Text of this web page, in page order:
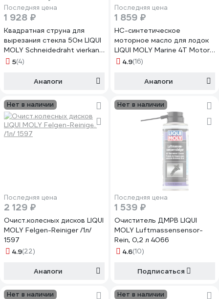
Последняя цена
1 928 ₽
Квадратная струна для
вырезания стекла 50м LIQUI
MOLY Schneidedraht vierkant
6218
5(4)
Аналоги
Последняя цена
1 859 ₽
НС-синтетическое
моторное масло для лодок
LIQUI MOLY Marine 4T Motor
Oil 10W-30 SL 1л 25022
4.9(16)
Аналоги
Нет в наличии
Последняя цена
2 129 ₽
Очист.колесных дисков LIQUI
MOLY Felgen-Reiniger /1л/
1597
4.9(22)
Аналоги
Нет в наличии
Последняя цена
1 539 ₽
Очиститель ДМРВ LIQUI
MOLY Luftmassensensor-
Rein, 0,2 л 4066
4.6(10)
Подписаться
Нет в наличии Нет в наличии